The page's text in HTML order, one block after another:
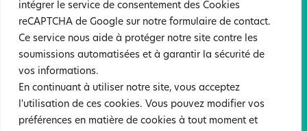
intégrer le service de consentement des Cookies
reCAPTCHA de Google sur notre formulaire de contact.
Ce service nous aide à protéger notre site contre les
soumissions automatisées et à garantir la sécurité de
vos informations.
En continuant à utiliser notre site, vous acceptez
l'utilisation de ces cookies. Vous pouvez modifier vos
préférences en matière de cookies à tout moment et
FAITES UN DON !
Mentions légales
Sites partenaires
Atelier Samedi